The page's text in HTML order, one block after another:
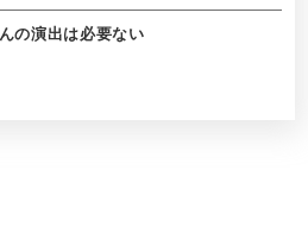
の演出は必要ない